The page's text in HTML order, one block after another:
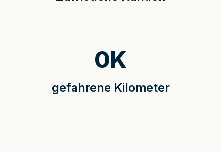
gefahrene Kilometer
0K